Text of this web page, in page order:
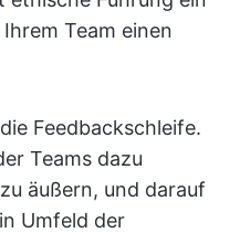
Team einen
Feedbackschleife.
Teams dazu
äußern, und darauf
Umfeld der